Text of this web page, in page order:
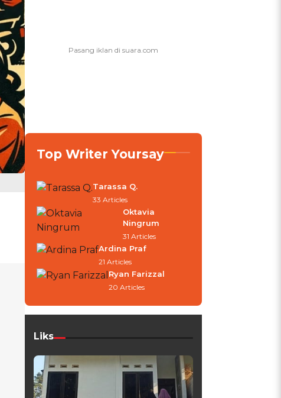
Top Writer Yoursay
Tarassa Q.
33 Articles
Oktavia
Ningrum
31 Articles
Ardina Praf
21 Articles
Ryan Farizzal
20 Articles
Liks